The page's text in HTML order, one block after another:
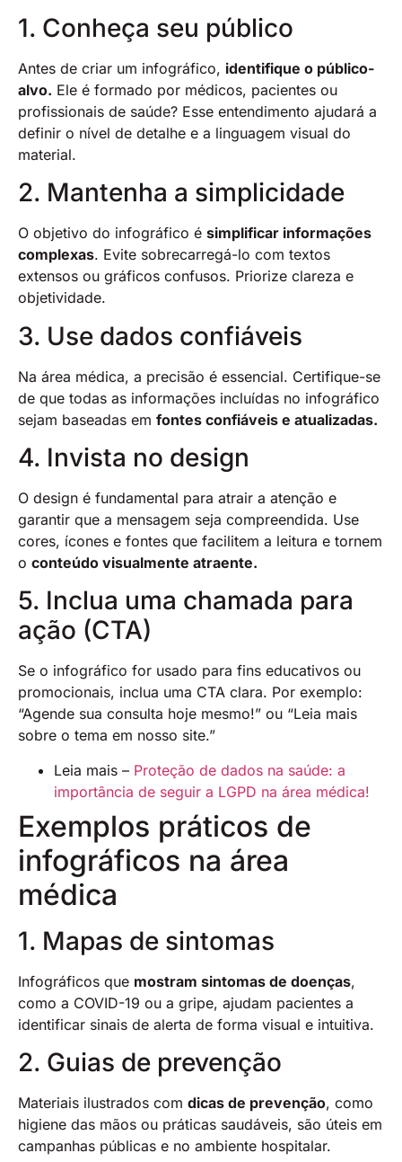
1. Conheça seu público
Antes de criar um infográfico, identifique o público-
alvo. Ele é formado por médicos, pacientes ou
profissionais de saúde? Esse entendimento ajudará a
definir o nível de detalhe e a linguagem visual do
material.
2. Mantenha a simplicidade
O objetivo do infográfico é simplificar informações
complexas. Evite sobrecarregá-lo com textos
extensos ou gráficos confusos. Priorize clareza e
objetividade.
3. Use dados confiáveis
Na área médica, a precisão é essencial. Certifique-se
de que todas as informações incluídas no infográfico
sejam baseadas em fontes confiáveis e atualizadas.
4. Invista no design
O design é fundamental para atrair a atenção e
garantir que a mensagem seja compreendida. Use
cores, ícones e fontes que facilitem a leitura e tornem
o conteúdo visualmente atraente.
5. Inclua uma chamada para
ação (CTA)
Se o infográfico for usado para fins educativos ou
promocionais, inclua uma CTA clara. Por exemplo:
“Agende sua consulta hoje mesmo!” ou “Leia mais
sobre o tema em nosso site.”
Leia mais – Proteção de dados na saúde: a
importância de seguir a LGPD na área médica!
Exemplos práticos de
infográficos na área
médica
1. Mapas de sintomas
Infográficos que mostram sintomas de doenças,
como a COVID-19 ou a gripe, ajudam pacientes a
identificar sinais de alerta de forma visual e intuitiva.
2. Guias de prevenção
Materiais ilustrados com dicas de prevenção, como
higiene das mãos ou práticas saudáveis, são úteis em
campanhas públicas e no ambiente hospitalar.